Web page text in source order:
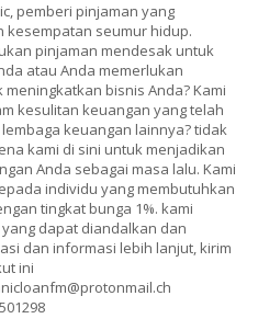
pemberi pinjaman yang
kesempatan seumur hidup.
pinjaman mendesak untuk
atau Anda memerlukan
bisnis Anda? Kami
kesulitan keuangan yang telah
keuangan lainnya? tidak
kami di sini untuk menjadikan
Anda sebagai masa lalu. Kami
individu yang membutuhkan
tingkat bunga 1%. kami
dapat diandalkan dan
dan informasi lebih lanjut, kirim
ini